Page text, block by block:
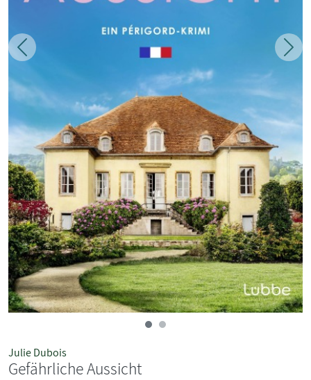
Zurück
Julie Dubois
Gefährliche Aussicht